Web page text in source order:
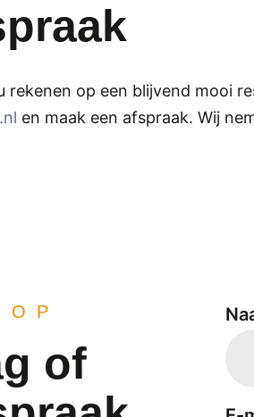
op een blijvend mooi
en maak een afspraak. Wij
of